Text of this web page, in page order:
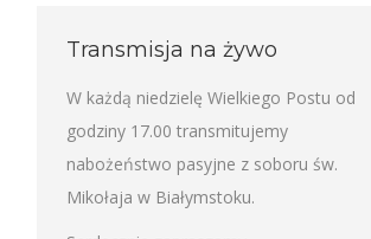
Transmisja na żywo
W każdą niedzielę Wielkiego Postu od
godziny 17.00 transmitujemy
nabożeństwo pasyjne z soboru św.
Mikołaja w Białymstoku.